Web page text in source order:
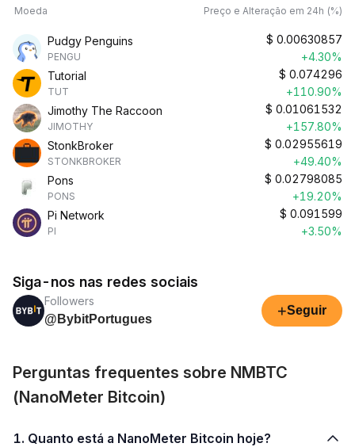
Moeda Preço e Alteração em 24h (%)
Pudgy Penguins
PENGU
$ 0.00630857
+4.30%
Tutorial
TUT
$ 0.074296
+110.90%
Jimothy The Raccoon
JIMOTHY
$ 0.01061532
+157.80%
StonkBroker
STONKBROKER
$ 0.02955619
+49.40%
Pons
PONS
$ 0.02798085
+19.20%
Pi Network
PI
$ 0.091599
+3.50%
Siga-nos nas redes sociais
Followers
@BybitPortugues
+Seguir
Perguntas frequentes sobre NMBTC
(NanoMeter Bitcoin)
1. Quanto está a NanoMeter Bitcoin hoje?